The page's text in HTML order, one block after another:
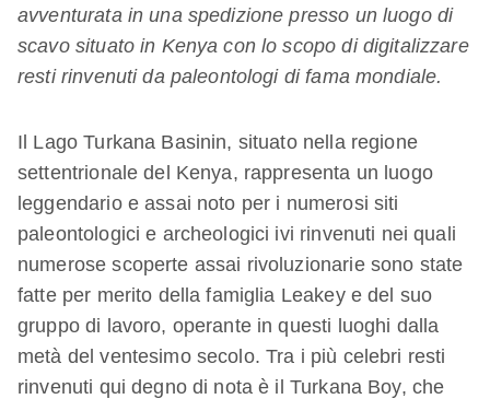
avventurata in una spedizione presso un luogo di
scavo situato in Kenya con lo scopo di digitalizzare
resti rinvenuti da paleontologi di fama mondiale.
Il Lago Turkana Basinin, situato nella regione
settentrionale del Kenya, rappresenta un luogo
leggendario e assai noto per i numerosi siti
paleontologici e archeologici ivi rinvenuti nei quali
numerose scoperte assai rivoluzionarie sono state
fatte per merito della famiglia Leakey e del suo
gruppo di lavoro, operante in questi luoghi dalla
metà del ventesimo secolo. Tra i più celebri resti
rinvenuti qui degno di nota è il Turkana Boy, che